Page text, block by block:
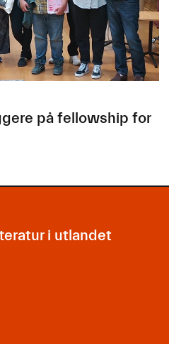
på fellowship for
i utlandet